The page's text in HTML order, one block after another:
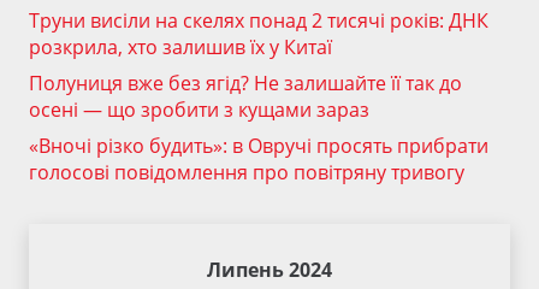
Труни висіли на скелях понад 2 тисячі років: ДНК
розкрила, хто залишив їх у Китаї
Полуниця вже без ягід? Не залишайте її так до
осені — що зробити з кущами зараз
«Вночі різко будить»: в Овручі просять прибрати
голосові повідомлення про повітряну тривогу
Липень 2024